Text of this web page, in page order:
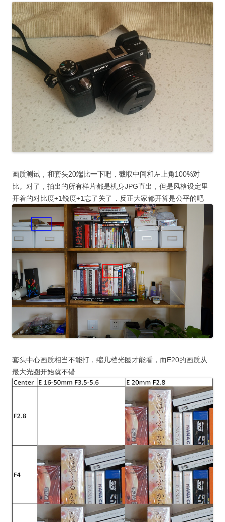
画质测试，和套头20端比一下吧，截取中间和左上角100%对
比。对了，拍出的所有样片都是机身JPG直出，但是风格设定里
开着的对比度+1锐度+1忘了关了，反正大家都开算是公平的吧
套头中心画质相当不能打，缩几档光圈才能看，而E20的画质从
最大光圈开始就不错